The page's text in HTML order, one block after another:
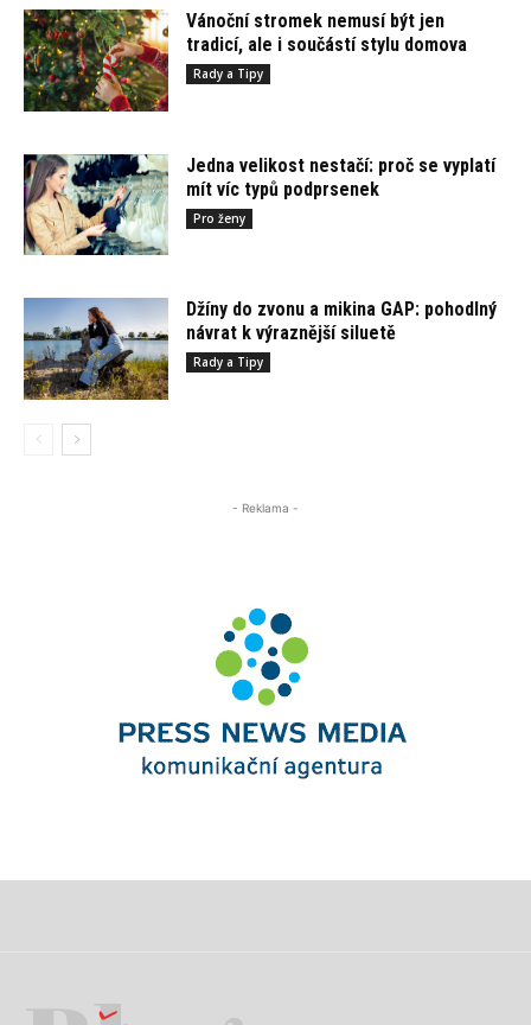
Vánoční stromek nemusí být jen
tradicí, ale i součástí stylu domova
Rady a Tipy
Jedna velikost nestačí: proč se vyplatí
mít víc typů podprsenek
Pro ženy
Džíny do zvonu a mikina GAP: pohodlný
návrat k výraznější siluetě
Rady a Tipy
- Reklama -